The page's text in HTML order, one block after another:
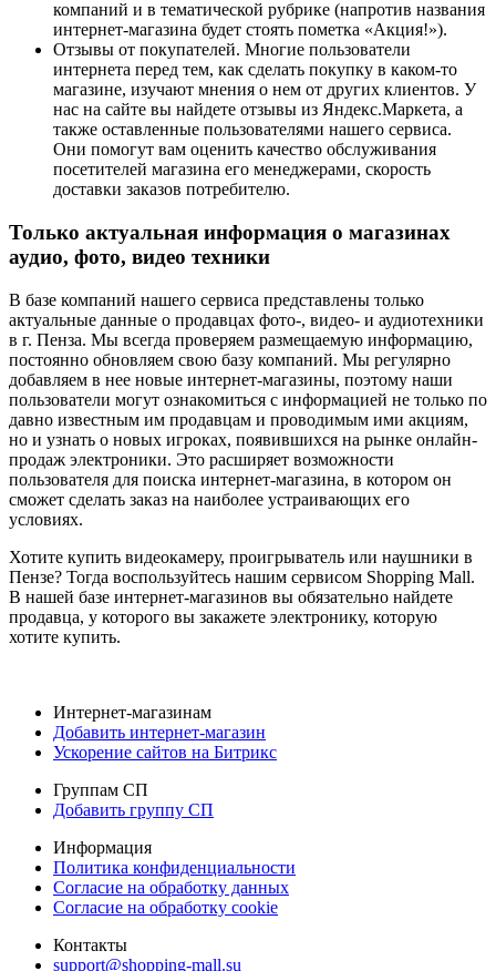
компаний и в тематической рубрике (напротив названия
интернет-магазина будет стоять пометка «Акция!»).
Отзывы от покупателей. Многие пользователи
интернета перед тем, как сделать покупку в каком-то
магазине, изучают мнения о нем от других клиентов. У
нас на сайте вы найдете отзывы из Яндекс.Маркета, а
также оставленные пользователями нашего сервиса.
Они помогут вам оценить качество обслуживания
посетителей магазина его менеджерами, скорость
доставки заказов потребителю.
Только актуальная информация о магазинах
аудио, фото, видео техники
В базе компаний нашего сервиса представлены только
актуальные данные о продавцах фото-, видео- и аудиотехники
в г. Пенза. Мы всегда проверяем размещаемую информацию,
постоянно обновляем свою базу компаний. Мы регулярно
добавляем в нее новые интернет-магазины, поэтому наши
пользователи могут ознакомиться с информацией не только по
давно известным им продавцам и проводимым ими акциям,
но и узнать о новых игроках, появившихся на рынке онлайн-
продаж электроники. Это расширяет возможности
пользователя для поиска интернет-магазина, в котором он
сможет сделать заказ на наиболее устраивающих его
условиях.
Хотите купить видеокамеру, проигрыватель или наушники в
Пензе? Тогда воспользуйтесь нашим сервисом Shopping Mall.
В нашей базе интернет-магазинов вы обязательно найдете
продавца, у которого вы закажете электронику, которую
хотите купить.
Интернет-магазинам
Добавить интернет-магазин
Ускорение сайтов на Битрикс
Группам СП
Добавить группу СП
Информация
Политика конфиденциальности
Согласие на обработку данных
Согласие на обработку cookie
Контакты
support@shopping-mall.su